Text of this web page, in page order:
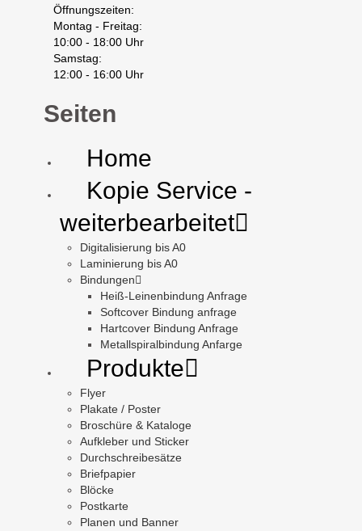
Öffnungszeiten:
Montag - Freitag:
10:00 - 18:00 Uhr
Samstag:
12:00 - 16:00 Uhr
Seiten
Home
Kopie Service -
weiterbearbeitet
Digitalisierung bis A0
Laminierung bis A0
Bindungen
Heiß-Leinenbindung Anfrage
Softcover Bindung anfrage
Hartcover Bindung Anfrage
Metallspiralbindung Anfarge
Produkte
Flyer
Plakate / Poster
Broschüre & Kataloge
Aufkleber und Sticker
Durchschreibesätze
Briefpapier
Blöcke
Postkarte
Planen und Banner